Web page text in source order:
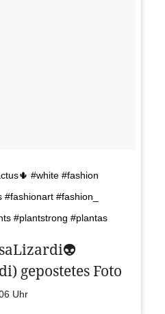
#white #fashion
#fashion_
#plantstrong #plantas
gepostetes Foto
Uhr